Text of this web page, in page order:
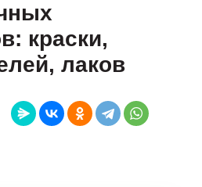
краски,
лаков